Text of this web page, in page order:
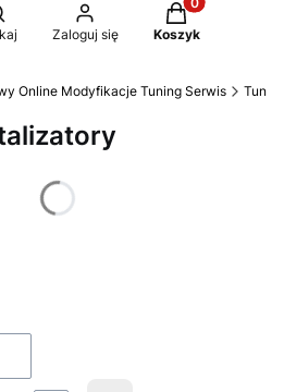
wyszukiwarkę
Zaloguj się
Produkty w
Koszyk
Online Modyfikacje Tuning Serwis